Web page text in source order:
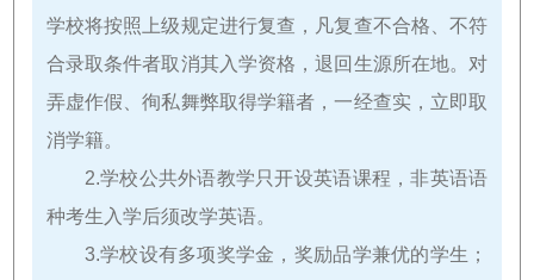
学校将按照上级规定进行复查，凡复查不合格、不符
合录取条件者取消其入学资格，退回生源所在地。对
弄虚作假、徇私舞弊取得学籍者，一经查实，立即取
消学籍。
2.学校公共外语教学只开设英语课程，非英语语
种考生入学后须改学英语。
3.学校设有多项奖学金，奖励品学兼优的学生；